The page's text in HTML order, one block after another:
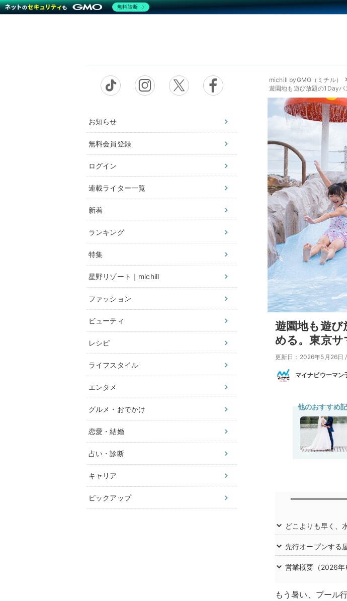
お知らせ
無料会員登録
ログイン
連載ライター一覧
新着
ランキング
特集
星野リゾート｜michill
ファッション
ビューティ
レシピ
ライフスタイル
エンタメ
グルメ・おでかけ
恋愛・結婚
占い・診断
キャリア
ピックアップ
michill byGMO（ミチル）
遊園地も遊び放題の1Day
遊園地も遊び
める。東京
更新日：2026年5月26日 /
マイナビウーマン
他のおすすめ
どこよりも早く、
先行オープンする
営業概要（2026年
もう暑い、プール
無料診断